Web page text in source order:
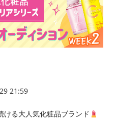
21:59
る大人気化粧品ブランド